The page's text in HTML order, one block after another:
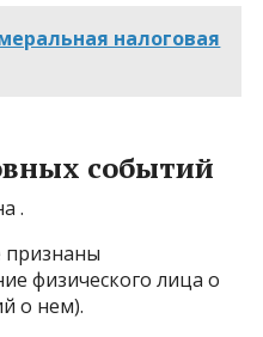
налоговая
событий
.
признаны
физического лица о
о нем).